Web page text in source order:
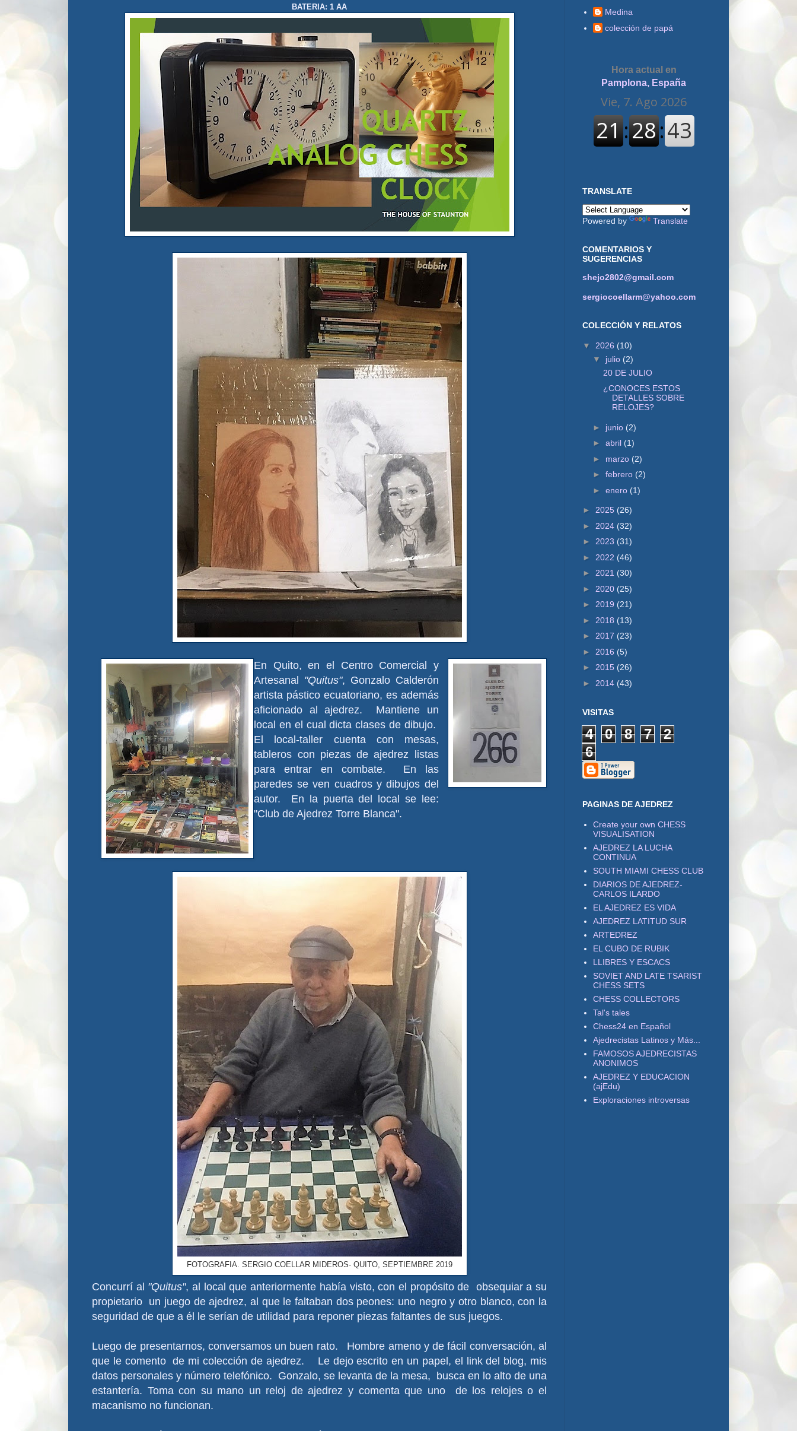
BATERIA: 1 AA
En Quito, en el Centro Comercial y
Artesanal "Quitus", Gonzalo Calderón
artista pástico ecuatoriano, es además
aficionado al ajedrez. Mantiene un
local en el cual dicta clases de dibujo.
El local-taller cuenta con mesas,
tableros con piezas de ajedrez listas
para entrar en combate. En las
paredes se ven cuadros y dibujos del
autor. En la puerta del local se lee:
"Club de Ajedrez Torre Blanca".
FOTOGRAFIA. SERGIO COELLAR MIDEROS- QUITO, SEPTIEMBRE 2019
Concurrí al "Quitus", al local que anteriormente había visto, con el propósito de obsequiar a su
propietario un juego de ajedrez, al que le faltaban dos peones: uno negro y otro blanco, con la
seguridad de que a él le serían de utilidad para reponer piezas faltantes de sus juegos.
Luego de presentarnos, conversamos un buen rato. Hombre ameno y de fácil conversación, al
que le comento de mi colección de ajedrez. Le dejo escrito en un papel, el link del blog, mis
datos personales y número telefónico. Gonzalo, se levanta de la mesa, busca en lo alto de una
estantería. Toma con su mano un reloj de ajedrez y comenta que uno de los relojes o el
macanismo no funcionan.
Medina
colección de papá
Hora actual en
Pamplona, España
TRANSLATE
Powered by Translate
COMENTARIOS Y
SUGERENCIAS
shejo2802@gmail.com
sergiocoellarm@yahoo.com
COLECCIÓN Y RELATOS
▼ 2026 (10)
▼ julio (2)
20 DE JULIO
¿CONOCES ESTOS
DETALLES SOBRE
RELOJES?
► junio (2)
► abril (1)
► marzo (2)
► febrero (2)
► enero (1)
► 2025 (26)
► 2024 (32)
► 2023 (31)
► 2022 (46)
► 2021 (30)
► 2020 (25)
► 2019 (21)
► 2018 (13)
► 2017 (23)
► 2016 (5)
► 2015 (26)
► 2014 (43)
VISITAS
4 0 8 7
2
6
PAGINAS DE AJEDREZ
Create your own CHESS
VISUALISATION
AJEDREZ LA LUCHA
CONTINUA
SOUTH MIAMI CHESS CLUB
DIARIOS DE AJEDREZ-
CARLOS ILARDO
EL AJEDREZ ES VIDA
AJEDREZ LATITUD SUR
ARTEDREZ
EL CUBO DE RUBIK
LLIBRES Y ESCACS
SOVIET AND LATE TSARIST
CHESS SETS
CHESS COLLECTORS
Tal's tales
Chess24 en Español
Ajedrecistas Latinos y Más...
FAMOSOS AJEDRECISTAS
ANONIMOS
AJEDREZ Y EDUCACION
(ajEdu)
Exploraciones introversas